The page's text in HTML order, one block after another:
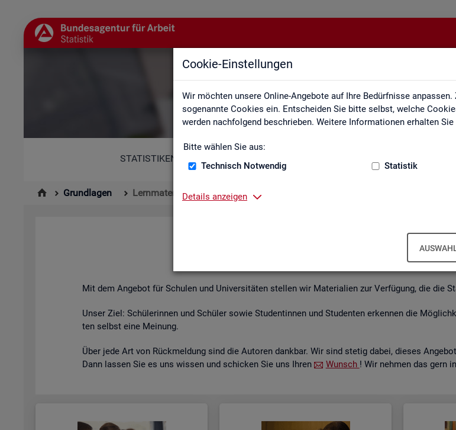
Cookie-Einstellungen
Wir möchten unsere Online-Angebote auf Ihre Bedürfnisse
sogenannte Cookies ein. Entscheiden Sie bitte selbst, welche
werden nachfolgend beschrieben. Weitere Informationen erhalten Sie
Bitte wählen Sie aus:
Technisch Notwendig
Statistik
Details anzeigen
STATISTIKEN
Grundlagen Lernmaterialien
Lern­ma­te­ria­li­en
An­ge­bo­te für Schu­len und
Mit dem An­ge­bot für Schu­len und Uni­ver­si­tä­ten stel­len wir Ma­te­ria­li­en zur Ver­fü­gung, die die
Unser Ziel: Schü­le­rin­nen und Schü­ler sowie Stu­den­tin­nen und Stu­den­ten er­ken­nen die
ten selbst eine Mei­nung.
Über jede Art von Rück­mel­dung sind die Au­to­ren dank­bar. Wir sind ste­tig dabei, die­ses
Dann las­sen Sie es uns wis­sen und schi­cken Sie uns Ihren
Wunsch ! Wir neh­men das gern